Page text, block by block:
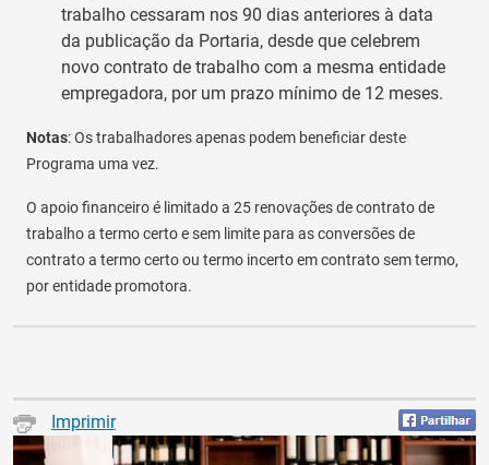
trabalho cessaram nos 90 dias anteriores à data
da publicação da Portaria, desde que celebrem
novo contrato de trabalho com a mesma entidade
empregadora, por um prazo mínimo de 12 meses.
Notas: Os trabalhadores apenas podem beneficiar deste
Programa uma vez.
O apoio financeiro é limitado a 25 renovações de contrato de
trabalho a termo certo e sem limite para as conversões de
contrato a termo certo ou termo incerto em contrato sem termo,
por entidade promotora.
Imprimir